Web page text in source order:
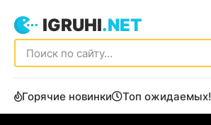
IGRUHI.NET
Горячие новинки Топ ожидаемых!